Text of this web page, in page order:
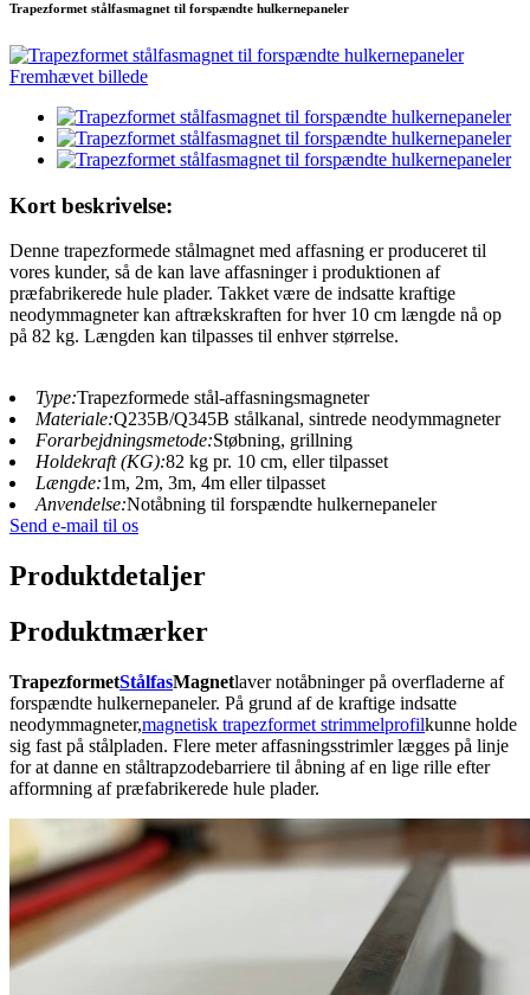
Trapezformet stålfasmagnet til forspændte hulkernepaneler
Kort beskrivelse:
Denne trapezformede stålmagnet med affasning er produceret til
vores kunder, så de kan lave affasninger i produktionen af ​​
præfabrikerede hule plader. Takket være de indsatte kraftige
neodymmagneter kan aftrækskraften for hver 10 cm længde nå op
på 82 kg. Længden kan tilpasses til enhver størrelse.
Type:Trapezformede stål-affasningsmagneter
Materiale:Q235B/Q345B stålkanal, sintrede neodymmagneter
Forarbejdningsmetode:Støbning, grillning
Holdekraft (KG):82 kg pr. 10 cm, eller tilpasset
Længde:1m, 2m, 3m, 4m eller tilpasset
Anvendelse:Notåbning til forspændte hulkernepaneler
Send e-mail til os
Produktdetaljer
Produktmærker
TrapezformetStålfasMagnetlaver notåbninger på overfladerne af
forspændte hulkernepaneler. På grund af de kraftige indsatte
neodymmagneter,magnetisk trapezformet strimmelprofilkunne holde
sig fast på stålpladen. Flere meter affasningsstrimler lægges på linje
for at danne en ståltrapzodebarriere til åbning af en lige rille efter
afformning af præfabrikerede hule plader.